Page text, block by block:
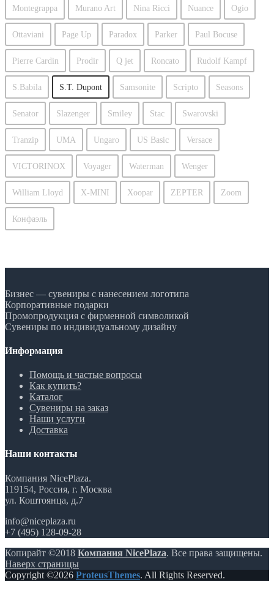
Montegrappa Murano Art Nina Ricci Nuance Ogio
Ottaviani Page Up Paradox Parker Paul Bocuse
Pierre Cardin Prodir Q jet Roncato Rudolf Kampf
S.Babila S.T. Dupont Samsonite Scripto Seasons
Senator Slazenger Smiley Stac Swarovski
Tranzip UMA Ungaro US Basic Versace
VICTORINOX Voyager Waterman Wenger
William Lloyd X-MINI Xoopar ZEPTER Zoom
Конфаэль
Бизнес — сувениры с нанесением логотипа
Корпоративные подарки
Промопродукция с фирменной символикой
Сувениры по индивидуальному дизайну
Информация
Помощь и частые вопросы
Как купить?
Каталог
Сувениры на заказ
Наши услуги
Доставка
Наши контакты
Компания NicePlaza.
119154, Россия, г. Москва
ул. Коштоянца, д.7
info@niceplaza.ru
+7 (495) 128-09-28
Копирайт ©2018 Компания NicePlaza. Все права защищены.
Наверх страницы
Copyright ©2026 ProteusThemes. All Rights Reserved.